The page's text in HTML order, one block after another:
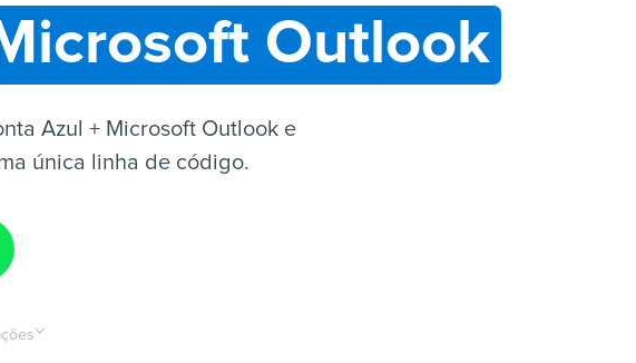
Outlook
Azul + Microsoft Outlook e
única linha de código.